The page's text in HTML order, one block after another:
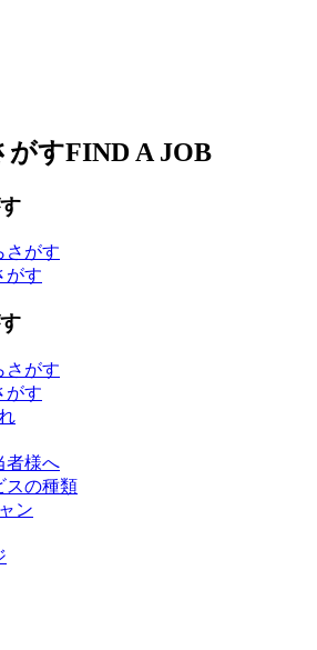
がすFIND A JOB
さがす
がす
さがす
がす
者様へ
スの種類
ン